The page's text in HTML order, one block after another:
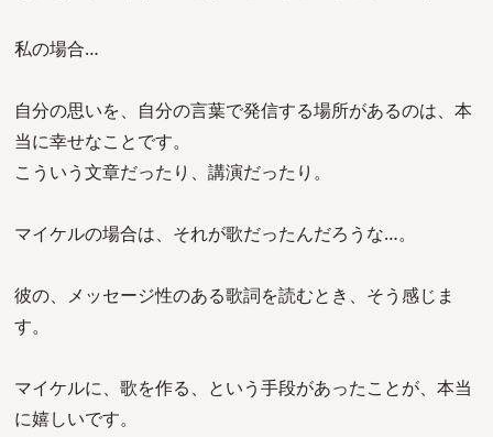
私の場合…
自分の思いを、自分の言葉で発信する場所があるのは、本
当に幸せなことです。
こういう文章だったり、講演だったり。
マイケルの場合は、それが歌だったんだろうな…。
彼の、メッセージ性のある歌詞を読むとき、そう感じま
す。
マイケルに、歌を作る、という手段があったことが、本当
に嬉しいです。